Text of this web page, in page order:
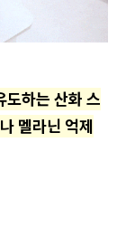
도하는 산화 스
멜라닌 억제